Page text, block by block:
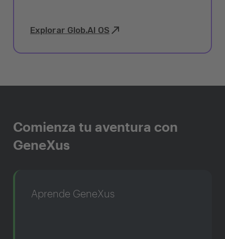
Explorar Glob.AI OS
Comienza tu aventura con
GeneXus
Aprende GeneXus